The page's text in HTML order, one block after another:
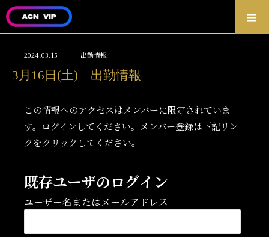
2024.03.15 出勤情報
3月16日(土) 出勤情報
この情報へのアクセスはメンバーに限定されていま
す。ログインしてください。メンバー登録は下記リン
クをクリックしてください。
既存ユーザのログイン
ユーザー名またはメールアドレス